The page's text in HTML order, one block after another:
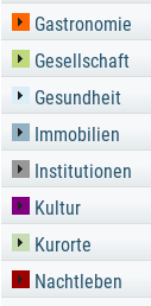
Gastronomie
Gesellschaft
Gesundheit
Immobilien
Institutionen
Kultur
Kurorte
Nachtleben